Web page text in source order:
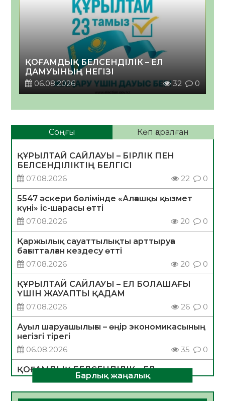
ҚОҒАМДЫҚ БЕЛСЕНДІЛІК – ЕЛ
ДАМУЫНЫҢ НЕГІЗІ
06.08.2026
32 0
Соңғы Көп қаралған
ҚҰРЫЛТАЙ САЙЛАУЫ – БІРЛІК ПЕН
БЕЛСЕНДІЛІКТІҢ БЕЛГІСІ
07.08.2026
22 0
5547 әскери бөлімінде «Алғашқы қызмет
күні» іс-шарасы өтті
07.08.2026
20 0
Қаржылық сауаттылықты арттыруға
бағытталған кездесу өтті
07.08.2026
20 0
ҚҰРЫЛТАЙ САЙЛАУЫ – ЕЛ БОЛАШАҒЫ
ҮШІН ЖАУАПТЫ ҚАДАМ
07.08.2026
26 0
Ауыл шаруашылығы – өңір экономикасының
негізгі тірегі
06.08.2026
35 0
ҚОҒАМДЫҚ БЕЛСЕНДІЛІК – ЕЛ
ДАМУЫНЫҢ НЕГІЗІ
06.08.2026
32 0
Барлық жаңалық